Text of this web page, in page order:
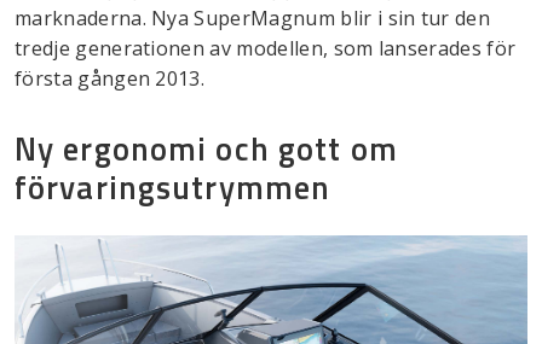
marknaderna. Nya SuperMagnum blir i sin tur den
tredje generationen av modellen, som lanserades för
första gången 2013.
Ny ergonomi och gott om
förvaringsutrymmen